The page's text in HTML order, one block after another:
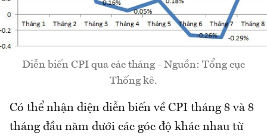
Diễn biến CPI qua các tháng - Nguồn: Tổng cục
Thống kê.
Có thể nhận diện diễn biến về CPI tháng 8 và 8
tháng đầu năm dưới các góc độ khác nhau từ